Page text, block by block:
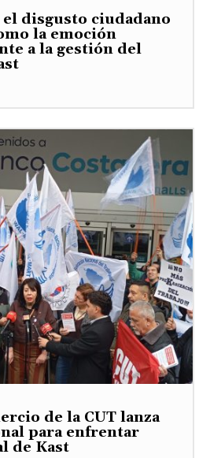
disgusto ciudadano
la emoción
a la gestión del
de la CUT lanza
para enfrentar
de Kast